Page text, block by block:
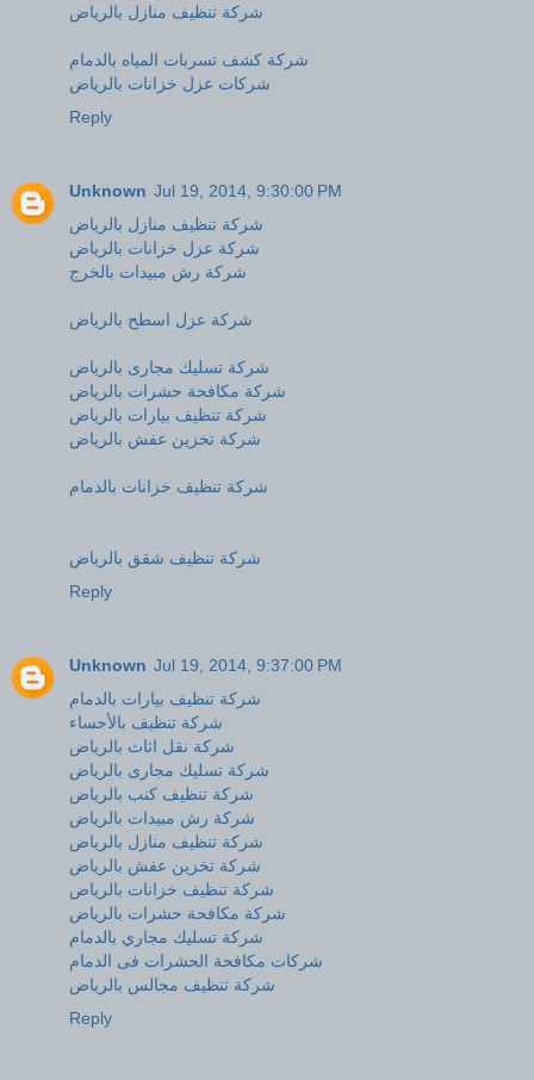
شركة تنظيف منازل بالرياض
شركة كشف تسربات المياه بالدمام
شركات عزل خزانات بالرياض
Reply
Unknown Jul 19, 2014, 9:30:00 PM
شركة تنظيف منازل بالرياض
شركة عزل خزانات بالرياض
شركة رش مبيدات بالخرج
شركة عزل اسطح بالرياض
شركة تسليك مجارى بالرياض
شركة مكافحة حشرات بالرياض
شركة تنظيف بيارات بالرياض
شركة تخزين عفش بالرياض
شركة تنظيف خزانات بالدمام
شركة تنظيف شقق بالرياض
Reply
Unknown Jul 19, 2014, 9:37:00 PM
شركة تنظيف بيارات بالدمام
شركة تنظيف بالأحساء
شركة نقل اثاث بالرياض
شركة تسليك مجارى بالرياض
شركة تنظيف كنب بالرياض
شركة رش مبيدات بالرياض
شركة تنظيف منازل بالرياض
شركة تخزين عفش بالرياض
شركة تنظيف خزانات بالرياض
شركة مكافحة حشرات بالرياض
شركة تسليك مجاري بالدمام
شركات مكافحة الحشرات فى الدمام
شركة تنظيف مجالس بالرياض
Reply